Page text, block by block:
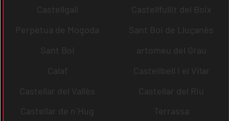
Castellgalí
Castellfullit del Boix
Perpètua de Mogoda
Sant Boi de Lluçanès
Sant Boi
artomeu del Grau
Calaf
Castellbell i el Vilar
Castellar del Vallès
Castellar del Riu
Castellar de n´Hug
Terrassa